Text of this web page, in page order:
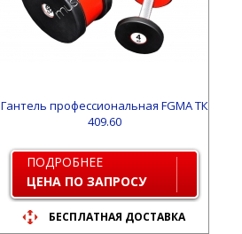
Гантель профессиональная FGMA ТК
409.60
ПОДРОБНЕЕ
ЦЕНА ПО ЗАПРОСУ
БЕСПЛАТНАЯ ДОСТАВКА